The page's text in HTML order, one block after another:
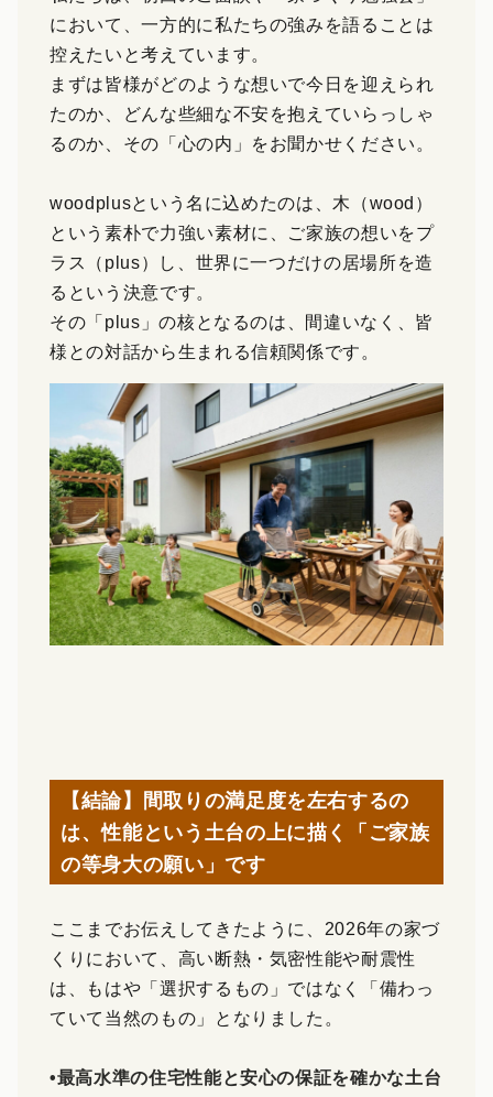
において、一方的に私たちの強みを語ることは
控えたいと考えています。
まずは皆様がどのような想いで今日を迎えられ
たのか、どんな些細な不安を抱えていらっしゃ
るのか、その「心の内」をお聞かせください。
woodplusという名に込めたのは、木（wood）
という素朴で力強い素材に、ご家族の想いをプ
ラス（plus）し、世界に一つだけの居場所を造
るという決意です。
その「plus」の核となるのは、間違いなく、皆
様との対話から生まれる信頼関係です。
【結論】間取りの満足度を左右するの
は、性能という土台の上に描く「ご家族
の等身大の願い」です
ここまでお伝えしてきたように、2026年の家づ
くりにおいて、高い断熱・気密性能や耐震性
は、もはや「選択するもの」ではなく「備わっ
ていて当然のもの」となりました。
•最高水準の住宅性能と安心の保証を確かな土台